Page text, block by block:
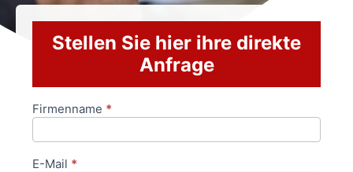
Stellen Sie hier ihre direkte
Anfrage
Anfrageformular
Firmenname *
E-Mail *